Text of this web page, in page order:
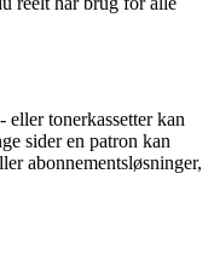
tonerkassetter kan
sider en patron kan
abonnementsløsninger,